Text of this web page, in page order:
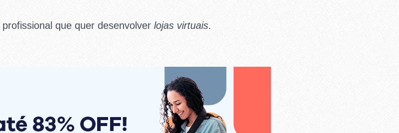
que quer desenvolver lojas virtuais.